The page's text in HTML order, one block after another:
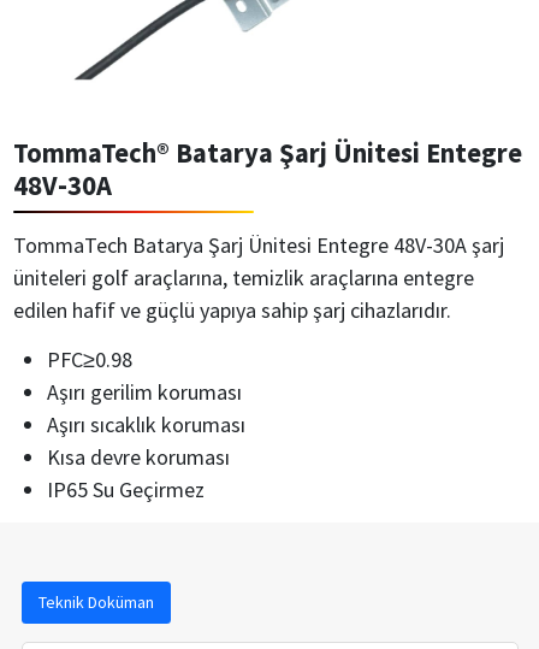
TommaTech® Batarya Şarj Ünitesi Entegre
48V-30A
TommaTech Batarya Şarj Ünitesi Entegre 48V-30Aşarj
üniteleri golf araçlarına, temizlik araçlarına entegre
edilen hafif ve güçlü yapıya sahip şarj cihazlarıdır.
PFC≥0.98
Aşırı gerilim koruması
Aşırı sıcaklık koruması
Kısa devre koruması
IP65 Su Geçirmez
Teknik Doküman